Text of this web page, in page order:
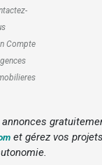
Compte
et gérez vos